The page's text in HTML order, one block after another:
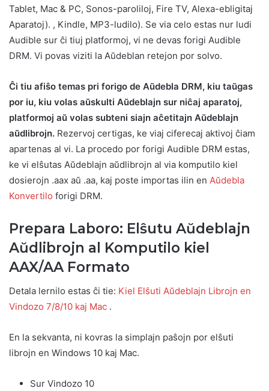
Tablet, Mac & PC, Sonos-paroliloj, Fire TV, Alexa-ebligitaj
Aparatoj). , Kindle, MP3-ludilo). Se via celo estas nur ludi
Audible sur ĉi tiuj platformoj, vi ne devas forigi Audible
DRM. Vi povas viziti la Aŭdeblan retejon por solvo.
Ĉi tiu afiŝo temas pri forigo de Aŭdebla DRM, kiu taŭgas
por iu, kiu volas aŭskulti Aŭdeblajn sur niĉaj aparatoj,
platformoj aŭ volas subteni siajn aĉetitajn Aŭdeblajn
aŭdlibrojn. Rezervoj certigas, ke viaj ciferecaj aktivoj ĉiam
apartenas al vi. La procedo por forigi Audible DRM estas,
ke vi elŝutas Aŭdeblajn aŭdlibrojn al via komputilo kiel
dosierojn .aax aŭ .aa, kaj poste importas ilin en Aŭdebla
Konvertilo forigi DRM.
Prepara Laboro: Elŝutu Aŭdeblajn
Aŭdlibrojn al Komputilo kiel
AAX/AA Formato
Detala lernilo estas ĉi tie: Kiel Elŝuti Aŭdeblajn Librojn en
Vindozo 7/8/10 kaj Mac .
En la sekvanta, ni kovras la simplajn paŝojn por elŝuti
librojn en Windows 10 kaj Mac.
Sur Vindozo 10